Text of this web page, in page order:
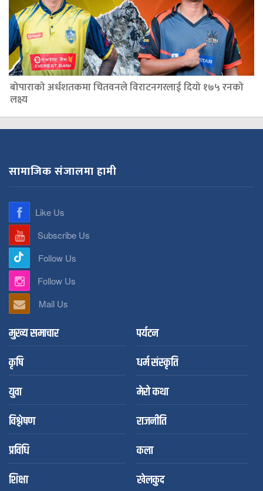
बोपाराको अर्धशतकमा चितवनले विराटनगरलाई दियो १७५ रनको
लक्ष्य
सामाजिक संजालमा हामी
Like Us
Subscribe Us
Follow Us
Follow Us
Mail Us
मुख्य समाचार
पर्यटन
कृषि
धर्म संस्कृति
युवा
मेरो कथा
विश्लेषण
राजनीति
प्रविधि
कला
शिक्षा
खेलकुद